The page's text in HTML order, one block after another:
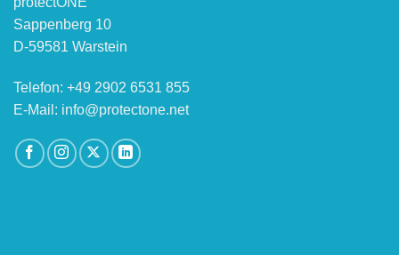
Sappenberg 10
D-59581 Warstein
Telefon: +49 2902 6531 855
E-Mail: info@protectone.net